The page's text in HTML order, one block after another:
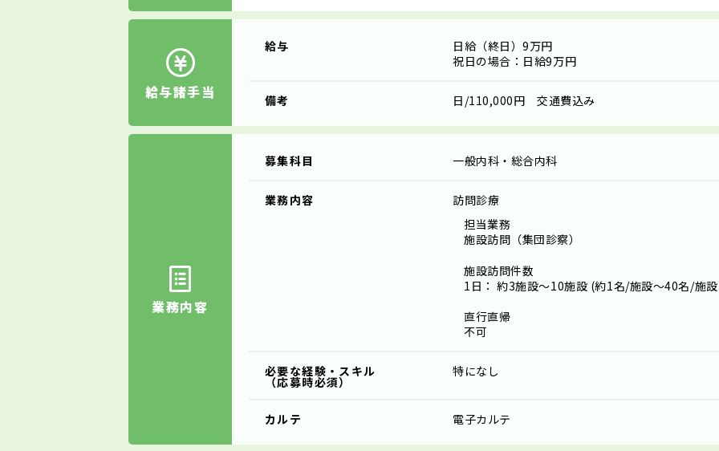
給与諸手当
給与
日給（終日）9万円
祝日の場合：日給9万円
備考 日/110,000円 交通費込み
業務内容
募集科目 一般内科・総合内科
業務内容
訪問診療
担当業務
施設訪問（集団診察）
施設訪問件数
1日： 約3施設～10施設 (約1名/施設～40名/施
直行直帰
不可
必要な経験・スキル
（応募時必須）
特になし
カルテ 電子カルテ